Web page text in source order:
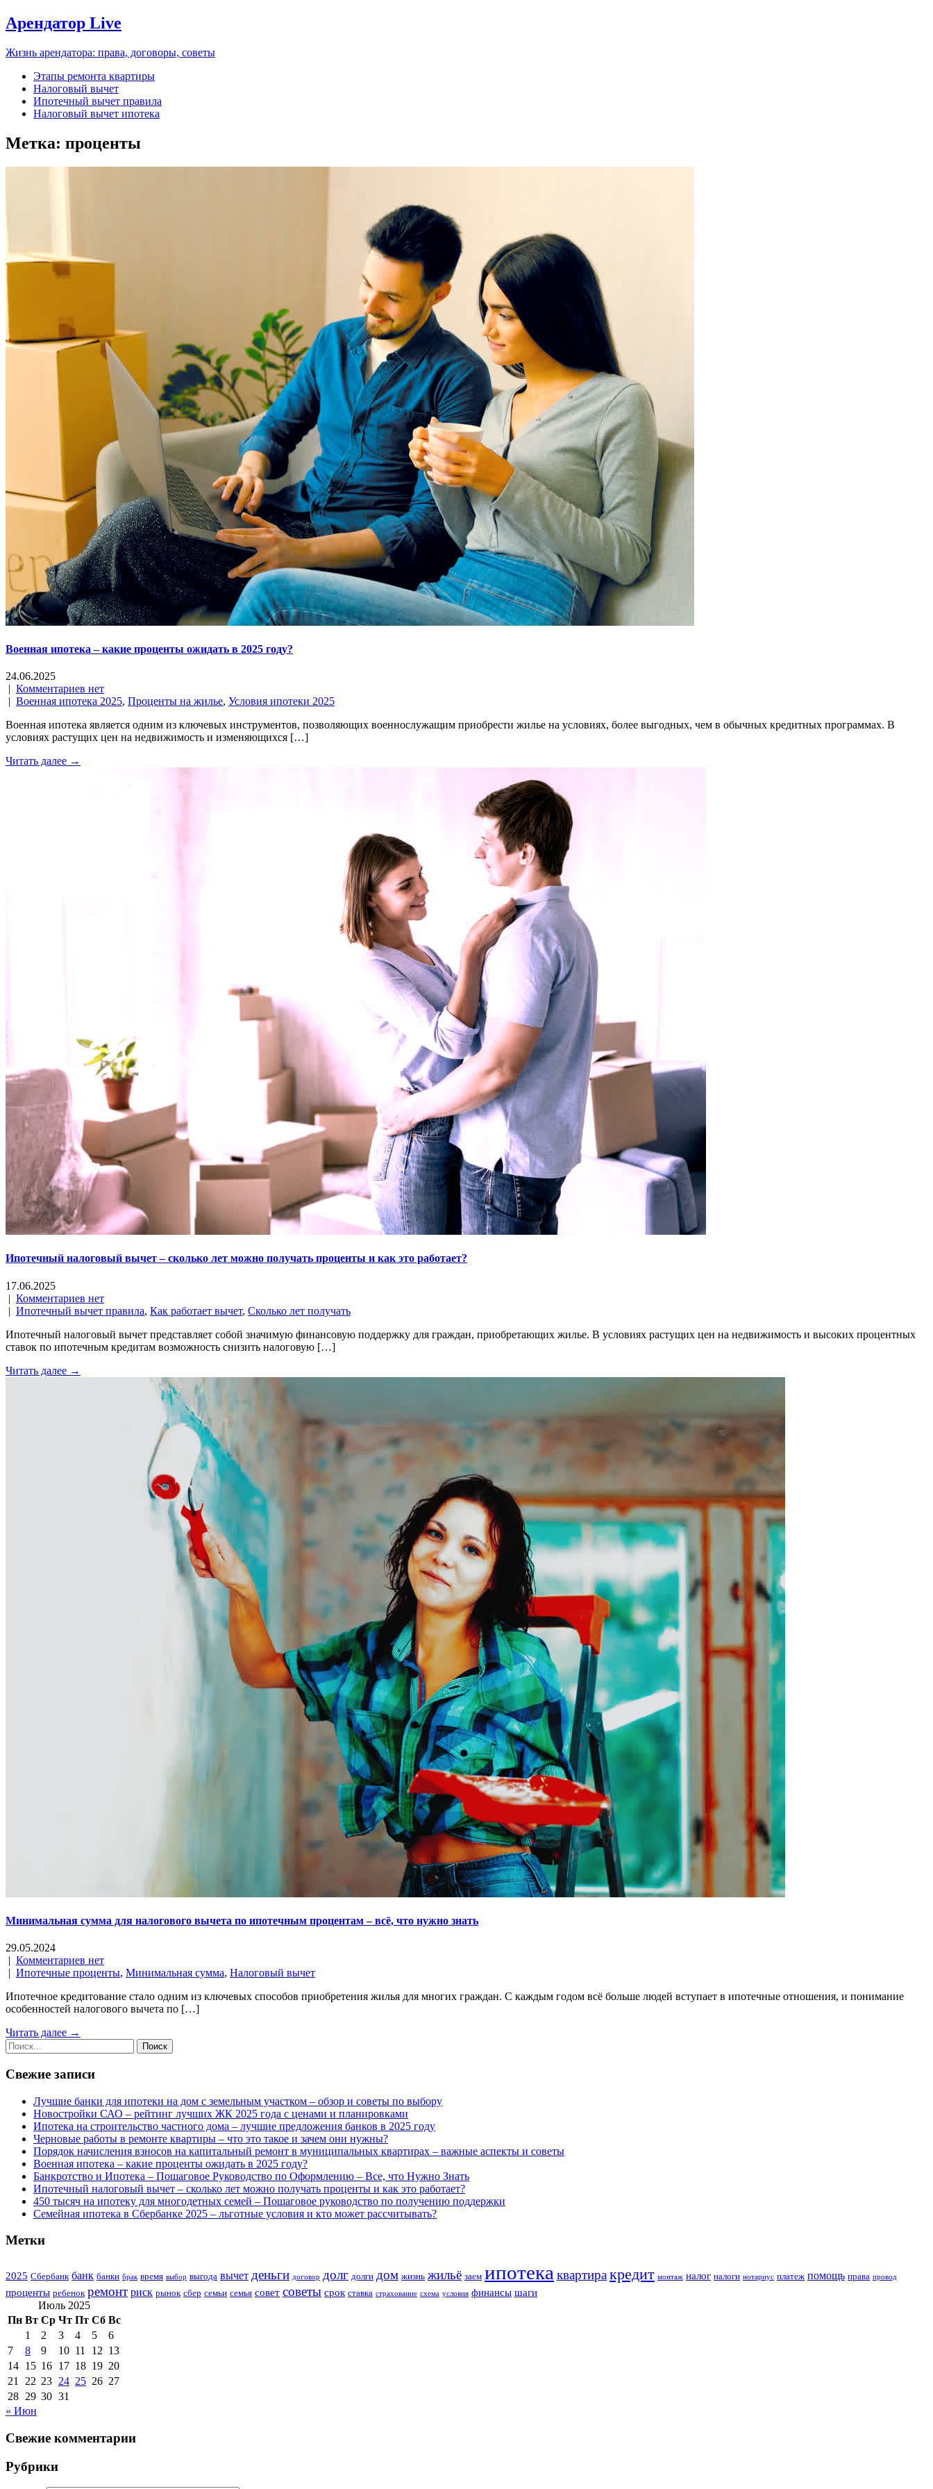
Арендатор Live
Жизнь арендатора: права, договоры, советы
Этапы ремонта квартиры
Налоговый вычет
Ипотечный вычет правила
Налоговый вычет ипотека
Метка: проценты
Военная ипотека – какие проценты ожидать в 2025 году?
24.06.2025
| Комментариев нет
| Военная ипотека 2025, Проценты на жилье, Условия ипотеки 2025
Военная ипотека является одним из ключевых инструментов, позволяющих военнослужащим приобрести жилье на условиях, более выгодных, чем в обычных кредитных программах. В
условиях растущих цен на недвижимость и изменяющихся […]
Читать далее →
Ипотечный налоговый вычет – сколько лет можно получать проценты и как это работает?
17.06.2025
| Комментариев нет
| Ипотечный вычет правила, Как работает вычет, Сколько лет получать
Ипотечный налоговый вычет представляет собой значимую финансовую поддержку для граждан, приобретающих жилье. В условиях растущих цен на недвижимость и высоких процентных
ставок по ипотечным кредитам возможность снизить налоговую […]
Читать далее →
Минимальная сумма для налогового вычета по ипотечным процентам – всё, что нужно знать
29.05.2024
| Комментариев нет
| Ипотечные проценты, Минимальная сумма, Налоговый вычет
Ипотечное кредитование стало одним из ключевых способов приобретения жилья для многих граждан. С каждым годом всё больше людей вступает в ипотечные отношения, и понимание
особенностей налогового вычета по […]
Читать далее →
Свежие записи
Лучшие банки для ипотеки на дом с земельным участком – обзор и советы по выбору
Новостройки САО – рейтинг лучших ЖК 2025 года с ценами и планировками
Ипотека на строительство частного дома – лучшие предложения банков в 2025 году
Черновые работы в ремонте квартиры – что это такое и зачем они нужны?
Порядок начисления взносов на капитальный ремонт в муниципальных квартирах – важные аспекты и советы
Военная ипотека – какие проценты ожидать в 2025 году?
Банкротство и Ипотека – Пошаговое Руководство по Оформлению – Все, что Нужно Знать
Ипотечный налоговый вычет – сколько лет можно получать проценты и как это работает?
450 тысяч на ипотеку для многодетных семей – Пошаговое руководство по получению поддержки
Семейная ипотека в Сбербанке 2025 – льготные условия и кто может рассчитывать?
Метки
2025 Сбербанк банк банки брак время выбор выгода вычет деньги договор долг долги дом жизнь жильё заем ипотека квартиракредит монтаж налог налоги нотариус платеж помощь права провод
проценты ребенок ремонт риск рынок сбер семьи семья совет советы срок ставка страхование схема условия финансы шаги
Июль 2025
Пн Вт Ср Чт Пт Сб Вс
1
2 3 4 5
6
7
8 9 10 11 12 13
14 15 16 17 18 19 20
21
22 23 24 25 26 27
28 29 30 31
« Июн
Свежие комментарии
Рубрики